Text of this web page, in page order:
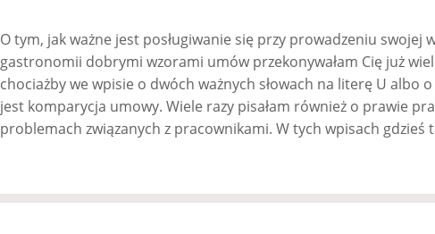
O tym, jak ważne jest posługiwanie się przy prowadzeniu swojej
gastronomii dobrymi wzorami umów przekonywałam Cię już
chociażby we wpisie o dwóch ważnych słowach na literę U albo
jest komparycja umowy. Wiele razy pisałam również o prawie
problemach związanych z pracownikami. W tych wpisach gdzieś